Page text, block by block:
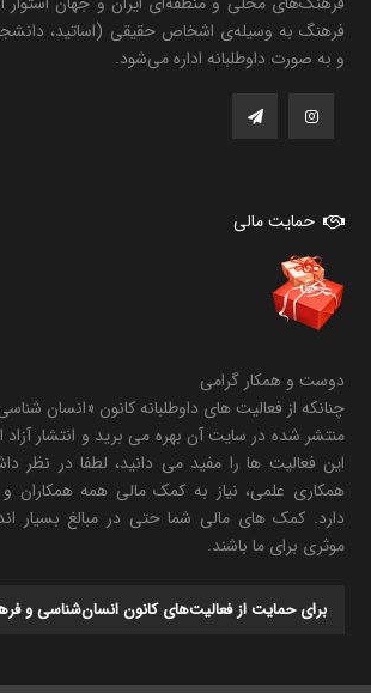
فرهنگ به وسیله‌ی اشخاص حقیقی (اساتید،
و به صورت داوطلبانه اداره می‌شود.
حمایت مالی
دوست و همکار گرامی
چنانکه از فعالیت های داوطلبانه کانون «انسان
منتشر شده در سایت آن بهره می برید و انتشار آزاد
این فعالیت ها را مفید می دانید، لطفا در نظر
همکاری علمی، نیاز به کمک مالی همه همکاران و
دارد. کمک های مالی شما حتی در مبالغ بسیار
موثری برای ما باشند.
برای حمایت از فعالیت‌های کانون انسان‌شناسی و